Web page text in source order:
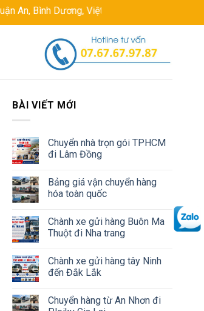
Việt Nam Hotline: 0767679787
BÀI VIẾT MỚI
Chuyển nhà trọn gói TPHCM
đi Lâm Đồng
Bảng giá vận chuyển hàng
hóa toàn quốc
Chành xe gửi hàng Buôn Ma
Thuột đi Nha trang
Chành xe gửi hàng tây Ninh
đến Đắk Lắk
Chuyển hàng từ An Nhơn đi